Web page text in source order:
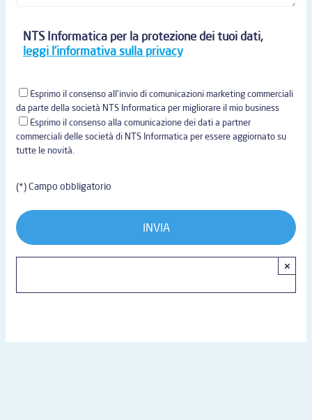
NTS Informatica per la protezione dei tuoi dati,
leggi l'informativa sulla privacy
Esprimo il consenso all'invio di comunicazioni marketing commerciali
da parte della società NTS Informatica per migliorare il mio business
Esprimo il consenso alla comunicazione dei dati a partner
commerciali delle società di NTS Informatica per essere aggiornato su
tutte le novità.
(*) Campo obbligatorio
×